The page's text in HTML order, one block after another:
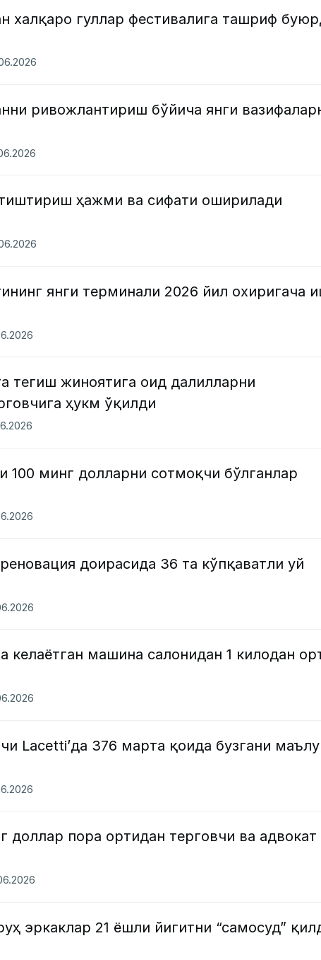
халқаро гуллар фестивалига ташриф
ривожлантириш бўйича янги
ҳажми ва сифати оширилади
янги терминали 2026 йил охиригача
тегиш жиноятига оид далилларни
ҳукм ўқилди
100 минг долларни сотмоқчи бўлганлар
доирасида 36 та кўпқаватли уй
келаётган машина салонидан 1 килодан
Lacetti’да 376 марта қоида бузгани
доллар пора ортидан терговчи ва адвокат
эркаклар 21 ёшли йигитни “самосуд”